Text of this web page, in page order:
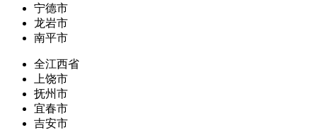
宁德市
龙岩市
南平市
全江西省
上饶市
抚州市
宜春市
吉安市